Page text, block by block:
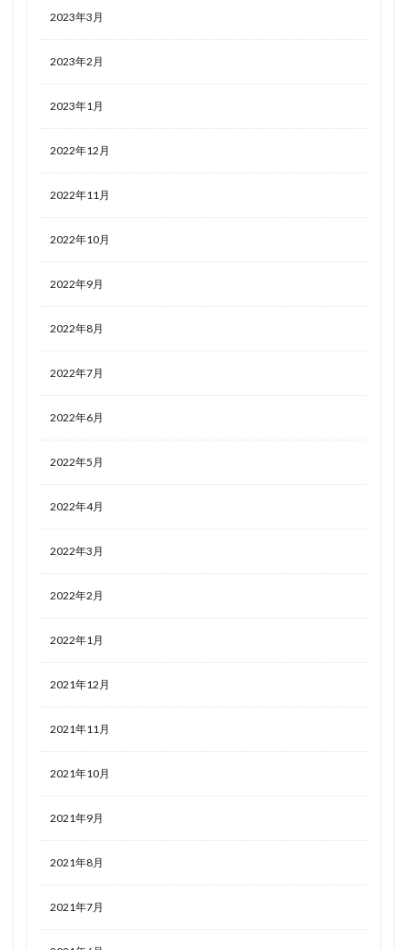
2023年3月
2023年2月
2023年1月
2022年12月
2022年11月
2022年10月
2022年9月
2022年8月
2022年7月
2022年6月
2022年5月
2022年4月
2022年3月
2022年2月
2022年1月
2021年12月
2021年11月
2021年10月
2021年9月
2021年8月
2021年7月